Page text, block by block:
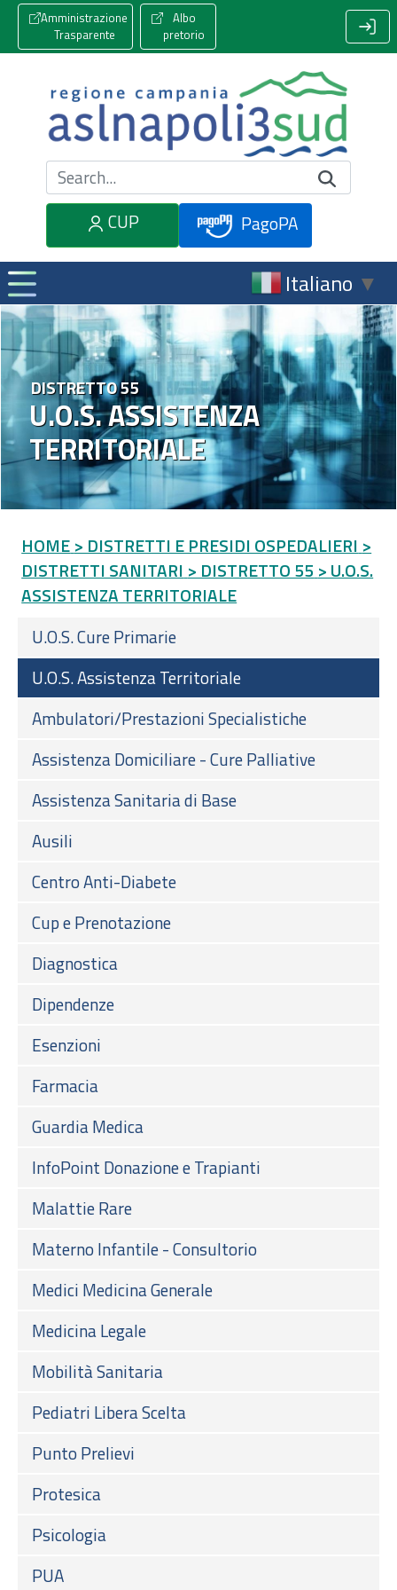
Amministrazione
Trasparente
Albo
pretorio
Cerca nel sito
CUP
PagoPA
Italiano ▼
U.O.S. ASSISTENZA
TERRITORIALE
DISTRETTO 55
HOME > DISTRETTI E PRESIDI OSPEDALIERI >
DISTRETTI SANITARI > DISTRETTO 55 > U.O.S.
ASSISTENZA TERRITORIALE
U.O.S. Cure Primarie
U.O.S. Assistenza Territoriale
Ambulatori/Prestazioni Specialistiche
Assistenza Domiciliare - Cure Palliative
Assistenza Sanitaria di Base
Ausili
Centro Anti-Diabete
Cup e Prenotazione
Diagnostica
Dipendenze
Esenzioni
Farmacia
Guardia Medica
InfoPoint Donazione e Trapianti
Malattie Rare
Materno Infantile - Consultorio
Medici Medicina Generale
Medicina Legale
Mobilità Sanitaria
Pediatri Libera Scelta
Punto Prelievi
Protesica
Psicologia
PUA